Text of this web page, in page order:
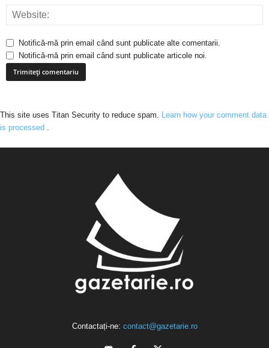
Notifică-mă prin email când sunt publicate alte comentarii.
Notifică-mă prin email când sunt publicate articole noi.
This site uses Titan Security to reduce spam. Learn how your comment data
is processed .
Contactați-ne: contact@gazetarie.ro